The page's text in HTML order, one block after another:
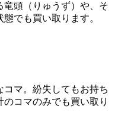
竜頭（りゅうず）や、そ
でも買い取ります。
マ。紛失してもお持ち
コマのみでも買い取り